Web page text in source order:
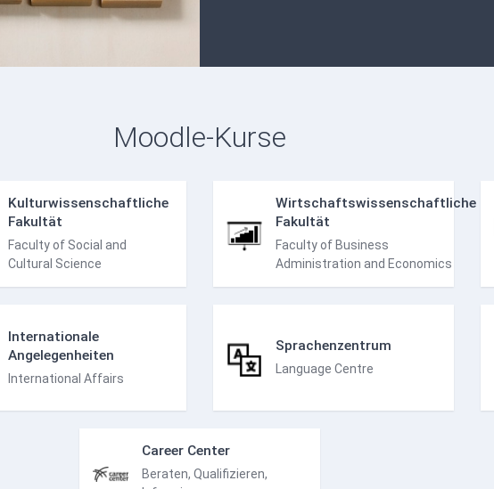
Moodle-Kurse
Kulturwissenschaftliche
Fakultät
Faculty of Social and
Cultural Science
Wirtschaftswissenschaftliche
Fakultät
Faculty of Business
Administration and Economics
Internationale
Angelegenheiten
International Affairs
Sprachenzentrum
Language Centre
Career Center
Beraten, Qualifizieren,